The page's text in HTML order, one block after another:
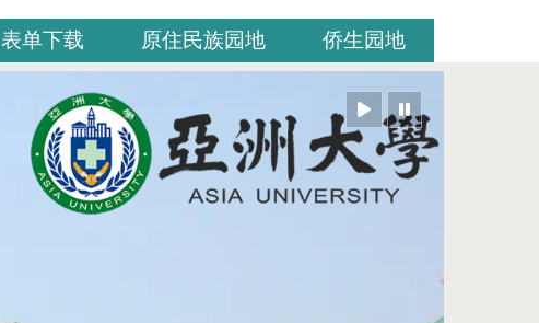
表单下载 原住民族园地 侨生园地